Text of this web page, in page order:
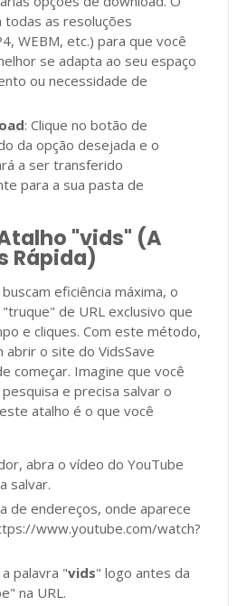
todas as resoluções
WEBM, etc.) para que você
se adapta ao seu espaço
ou necessidade de
: Clique no botão de
da opção desejada e o
a ser transferido
para a sua pasta de
"vids" (A
Rápida)
eficiência máxima, o
de URL exclusivo que
e cliques. Com este método,
abrir o site do VidsSave
começar. Imagine que você
e precisa salvar o
atalho é o que você
abra o vídeo do YouTube
salvar.
de endereços, onde aparece
www.youtube.com/watch?
palavra "vids" logo antes da
na URL.